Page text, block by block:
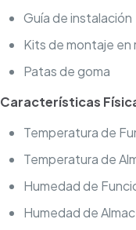
Guía de instalación
Kits de montaje en
Patas de goma
Características
Temperatura de
Temperatura de
Humedad de
Humedad de